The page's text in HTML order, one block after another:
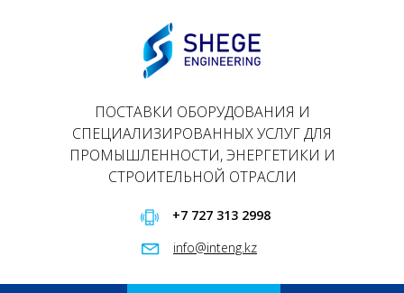
ПОСТАВКИ ОБОРУДОВАНИЯ И
СПЕЦИАЛИЗИРОВАННЫХ УСЛУГ ДЛЯ
ПРОМЫШЛЕННОСТИ, ЭНЕРГЕТИКИ И
СТРОИТЕЛЬНОЙ ОТРАСЛИ
+7 727 313 2998
info@inteng.kz